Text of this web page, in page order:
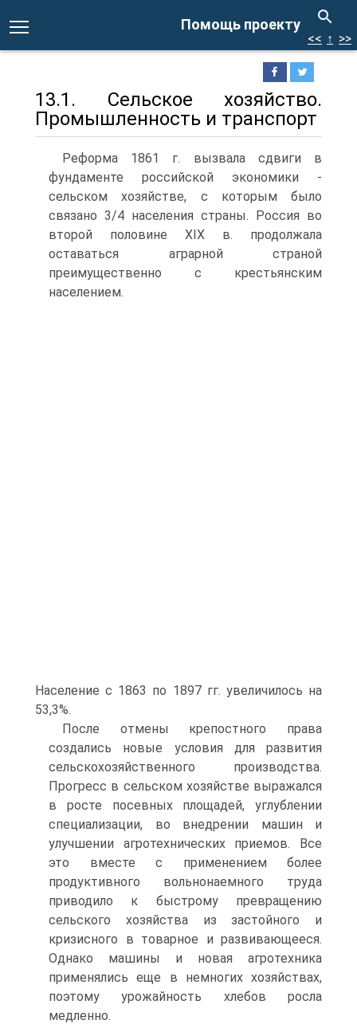
Помощь проекту
<< ↑ >>
13.1. Сельское хозяйство.
Промышленность и транспорт
Реформа 1861 г. вызвала сдвиги в
фундаменте российской экономики -
сельском хозяйстве, с которым было
связано 3/4 населения страны. Россия во
второй половине ХIХ в. продолжала
оставаться аграрной страной
преимущественно с крестьянским
населением.
Население с 1863 по 1897 гг. увеличилось на
53,3%.
После отмены крепостного права
создались новые условия для развития
сельскохозяйственного производства.
Прогресс в сельском хозяйстве выражался
в росте посевных площадей, углублении
специализации, во внедрении машин и
улучшении агротехнических приемов. Все
это вместе с применением более
продуктивного вольнонаемного труда
приводило к быстрому превращению
сельского хозяйства из застойного и
кризисного в товарное и развивающееся.
Однако машины и новая агротехника
применялись еще в немногих хозяйствах,
поэтому урожайность хлебов росла
медленно.